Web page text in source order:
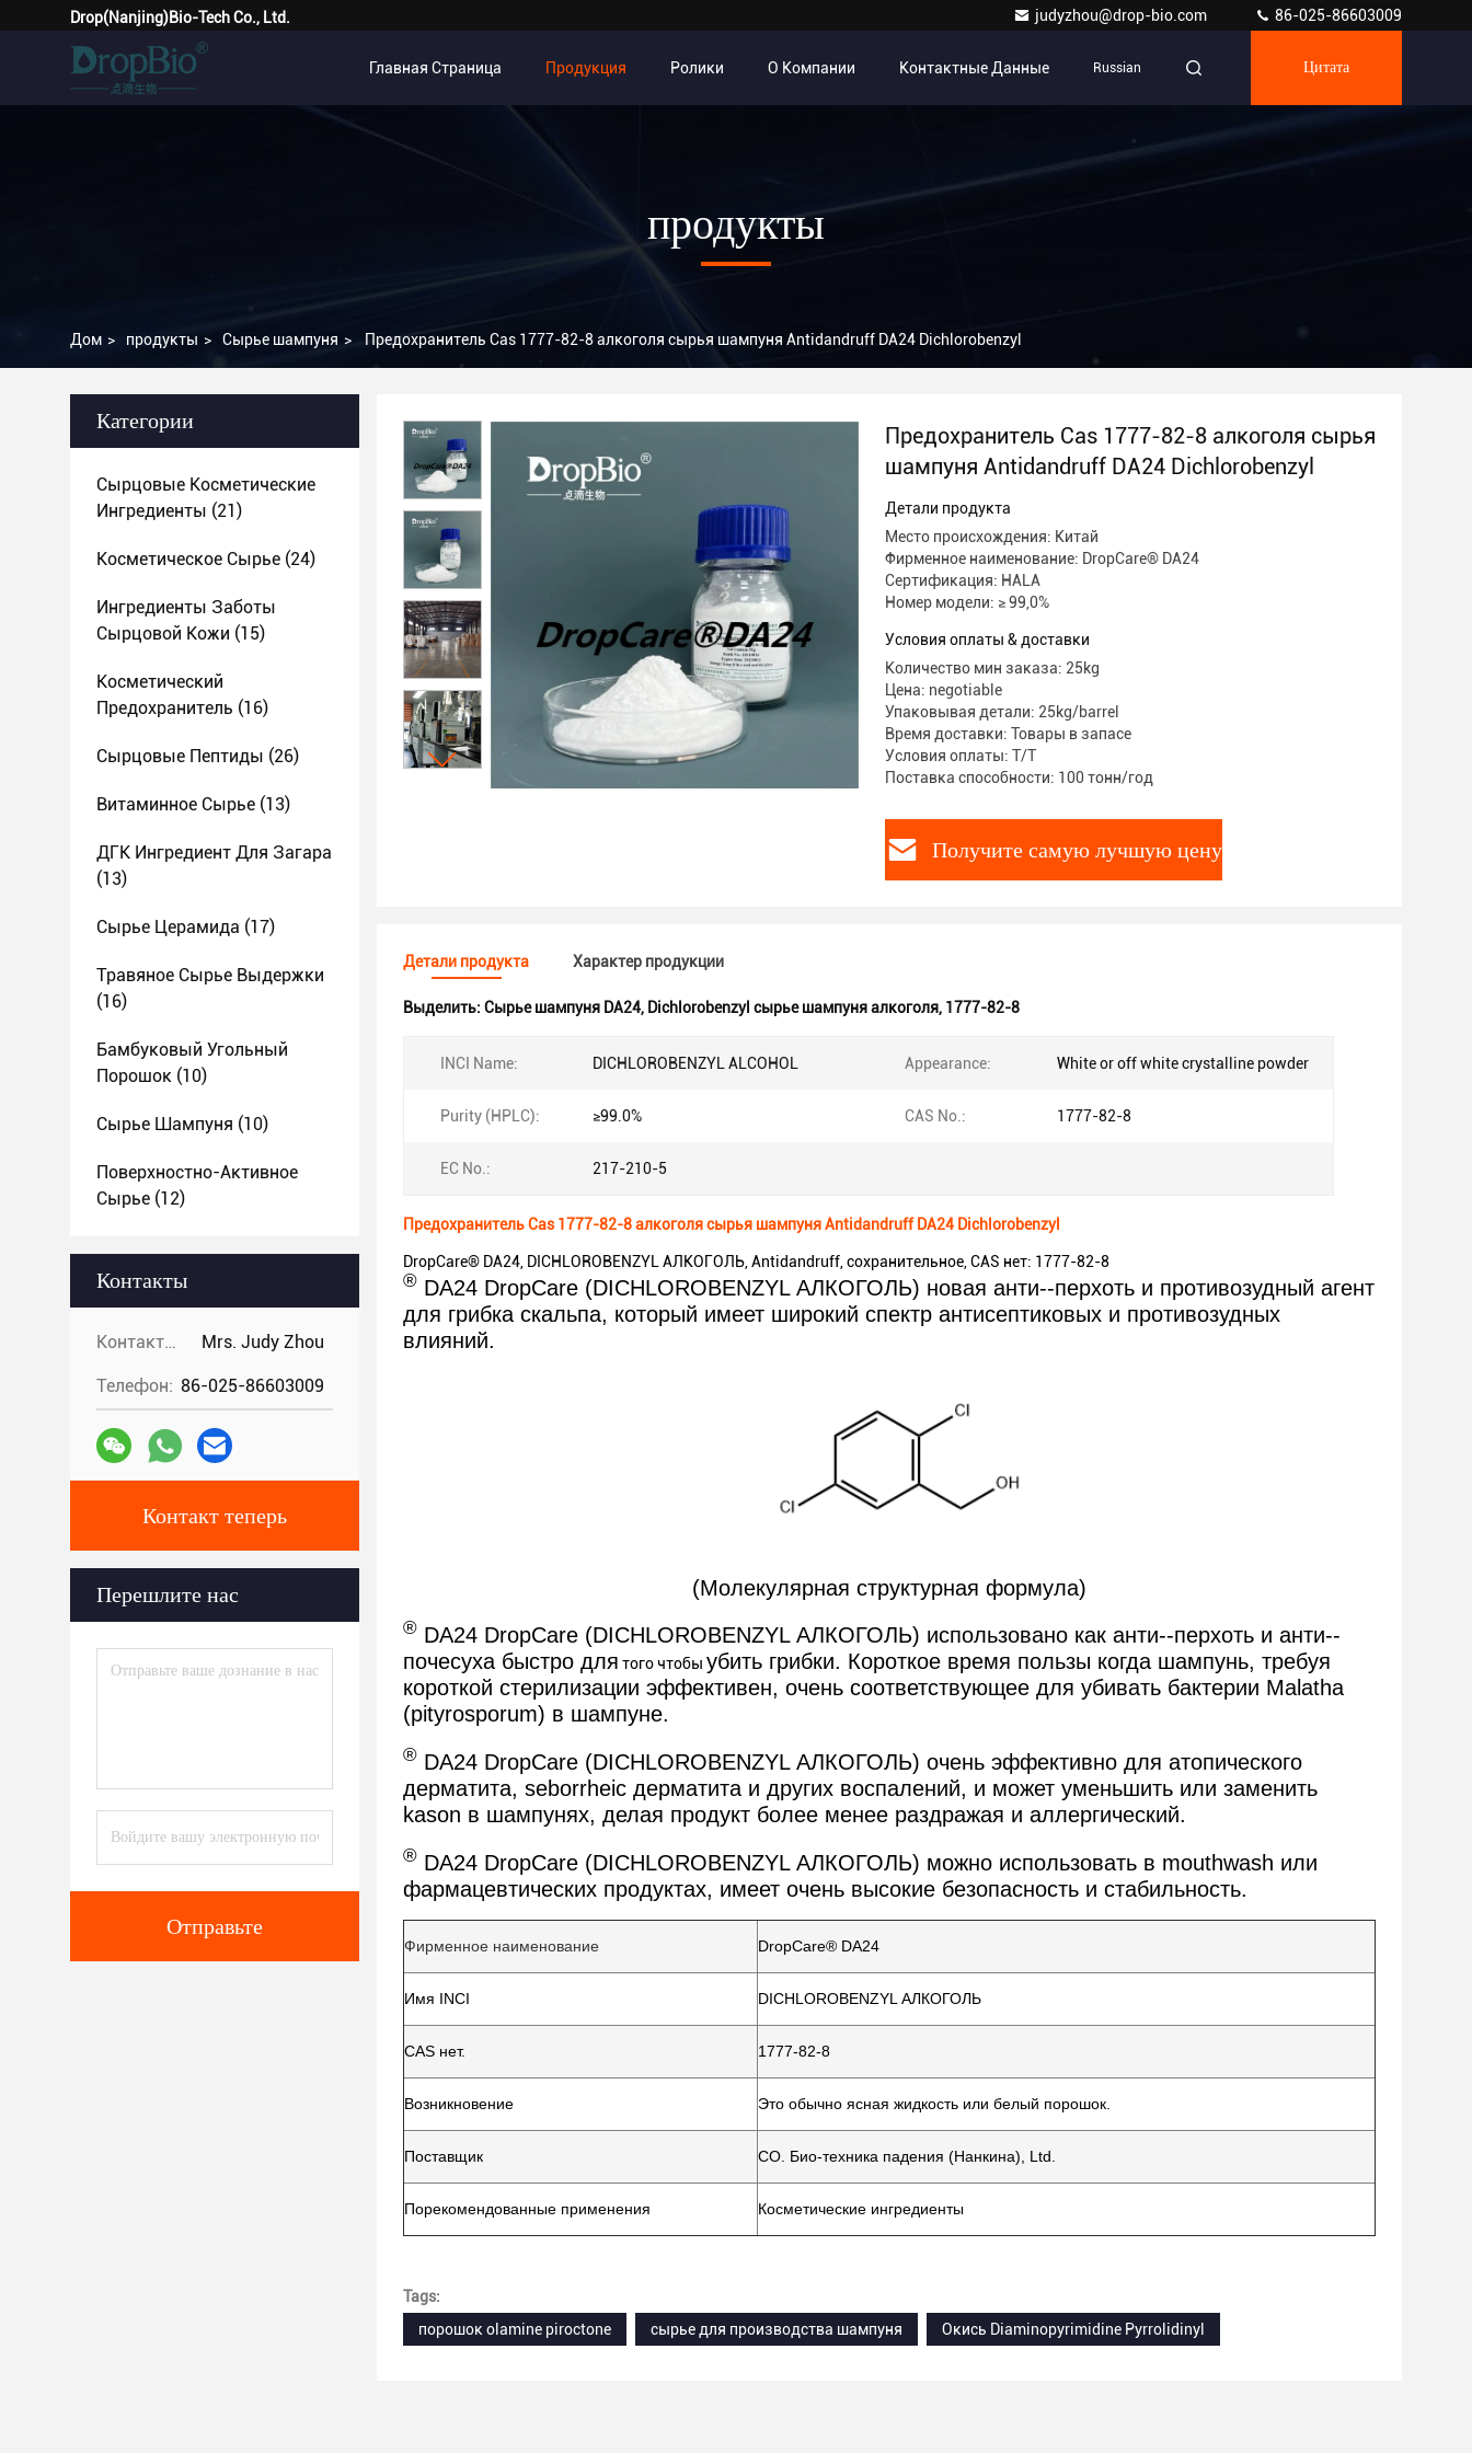
Drop(Nanjing)Bio-Tech Co., Ltd. judyzhou@drop-bio.com 86-025-86603009
Главная Страница Продукция Ролики О Компании Контактные Данные Russian Цитата
продукты
Дом > продукты > Сырье шампуня > Предохранитель Cas 1777-82-8 алкоголя сырья шампуня Antidandruff DA24 Dichlorobenzyl
Категории
Сырцовые Косметические
Ингредиенты (21)
Косметическое Сырье (24)
Ингредиенты Заботы
Сырцовой Кожи (15)
Косметический
Предохранитель (16)
Сырцовые Пептиды (26)
Витаминное Сырье (13)
ДГК Ингредиент Для Загара
(13)
Сырье Церамида (17)
Травяное Сырье Выдержки
(16)
Бамбуковый Угольный
Порошок (10)
Сырье Шампуня (10)
Поверхностно-Активное
Сырье (12)
Контакты
Контакты: Mrs. Judy Zhou
Телефон: 86-025-86603009
Контакт теперь
Перешлите нас
Отправьте
Предохранитель Cas 1777-82-8 алкоголя сырья
шампуня Antidandruff DA24 Dichlorobenzyl
Детали продукта
Место происхождения: Китай
Фирменное наименование: DropCare® DA24
Сертификация: HALA
Номер модели: ≥ 99,0%
Условия оплаты & доставки
Количество мин заказа: 25kg
Цена: negotiable
Упаковывая детали: 25kg/barrel
Время доставки: Товары в запасе
Условия оплаты: T/T
Поставка способности: 100 тонн/год
Получите самую лучшую цену
Детали продукта Характер продукции
Выделить: Сырье шампуня DA24, Dichlorobenzyl сырье шампуня алкоголя, 1777-82-8
INCI Name: DICHLOROBENZYL ALCOHOL Appearance: White or off white crystalline powder
Purity (HPLC): ≥99.0% CAS No.: 1777-82-8
EC No.: 217-210-5
Предохранитель Cas 1777-82-8 алкоголя сырья шампуня Antidandruff DA24 Dichlorobenzyl
DropCare® DA24, DICHLOROBENZYL АЛКОГОЛЬ, Antidandruff, сохранительное, CAS нет: 1777-82-8
® DA24 DropCare (DICHLOROBENZYL АЛКОГОЛЬ) новая анти--перхоть и противозудный агент
для грибка скальпа, который имеет широкий спектр антисептиковых и противозудных
влияний.
(Молекулярная структурная формула)
® DA24 DropCare (DICHLOROBENZYL АЛКОГОЛЬ) использовано как анти--перхоть и анти--
почесуха быстро для того чтобы убить грибки. Короткое время пользы когда шампунь, требуя
короткой стерилизации эффективен, очень соответствующее для убивать бактерии Malatha
(pityrosporum) в шампуне.
® DA24 DropCare (DICHLOROBENZYL АЛКОГОЛЬ) очень эффективно для атопического
дерматита, seborrheic дерматита и других воспалений, и может уменьшить или заменить
kason в шампунях, делая продукт более менее раздражая и аллергический.
® DA24 DropCare (DICHLOROBENZYL АЛКОГОЛЬ) можно использовать в mouthwash или
фармацевтических продуктах, имеет очень высокие безопасность и стабильность.
Фирменное наименование DropCare® DA24
Имя INCI DICHLOROBENZYL АЛКОГОЛЬ
CAS нет. 1777-82-8
Возникновение Это обычно ясная жидкость или белый порошок.
Поставщик CO. Био-техника падения (Нанкина), Ltd.
Порекомендованные применения Косметические ингредиенты
Tags:
порошок olamine piroctone
сырье для производства шампуня Окись Diaminopyrimidine Pyrrolidinyl